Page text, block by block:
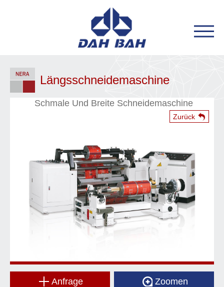
Zurück
Längsschneidemaschine
Schmale Und Breite Schneidemaschine
Anfrage Zoomen